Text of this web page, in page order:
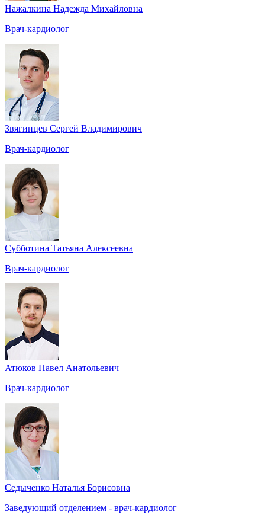
Нажалкина Надежда Михайловна
Врач-кардиолог
Звягинцев Сергей Владимирович
Врач-кардиолог
Субботина Татьяна Алексеевна
Врач-кардиолог
Атюков Павел Анатольевич
Врач-кардиолог
Седыченко Наталья Борисовна
Заведующий отделением - врач-кардиолог